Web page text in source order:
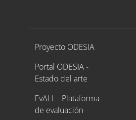
Proyecto ODESIA
Proyecto ODESIA
Portal ODESIA -
Estado del arte
EvALL - Plataforma
de evaluación